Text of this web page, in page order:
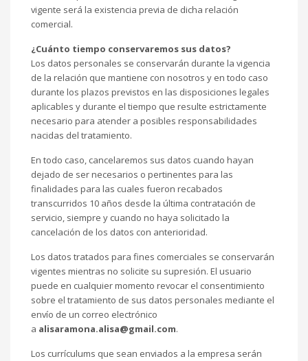
vigente será la existencia previa de dicha relación
comercial.
¿Cuánto tiempo conservaremos sus datos?
Los datos personales se conservarán durante la vigencia
de la relación que mantiene con nosotros y en todo caso
durante los plazos previstos en las disposiciones legales
aplicables y durante el tiempo que resulte estrictamente
necesario para atender a posibles responsabilidades
nacidas del tratamiento.
En todo caso, cancelaremos sus datos cuando hayan
dejado de ser necesarios o pertinentes para las
finalidades para las cuales fueron recabados
transcurridos 10 años desde la última contratación de
servicio, siempre y cuando no haya solicitado la
cancelación de los datos con anterioridad.
Los datos tratados para fines comerciales se conservarán
vigentes mientras no solicite su supresión. El usuario
puede en cualquier momento revocar el consentimiento
sobre el tratamiento de sus datos personales mediante el
envío de un correo electrónico
a alisaramona.alisa@gmail.com.
Los currículums que sean enviados a la empresa serán